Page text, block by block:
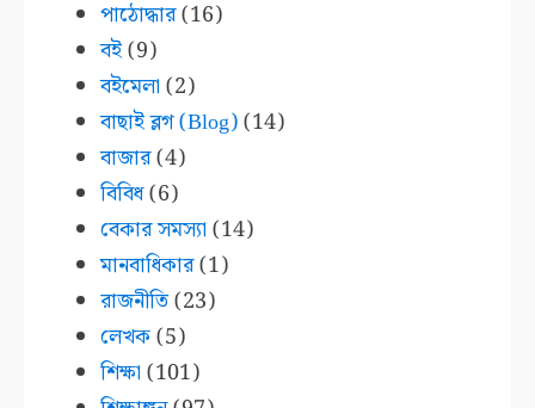
পাঠোদ্ধার(16)
বই(9)
বইমেলা (2)
বাছাই ব্লগ (Blog)(14)
বাজার(4)
বিবিধ(6)
বেকার সমস্যা (14)
মানবাধিকার(1)
রাজনীতি(23)
লেখক(5)
শিক্ষা (101)